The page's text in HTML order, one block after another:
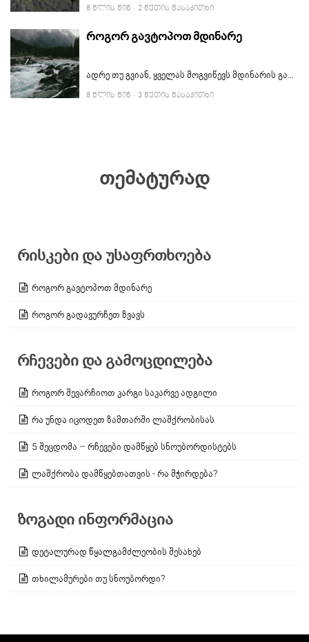
8 ᲬᲚᲘᲡ ᲬᲘᲜ · 2 ᲬᲣᲗᲘᲡ ᲬᲐᲡᲐᲙᲘᲗᲮᲘ
როგორ გავტოპოთ მდინარე
8 ᲬᲚᲘᲡ ᲬᲘᲜ · 3 ᲬᲣᲗᲘᲡ ᲬᲐᲡᲐᲙᲘᲗᲮᲘ
თემატურად
რისკები და უსაფრთხოება
როგორ გავტოპოთ მდინარე
როგორ გადავურჩეთ ზვავს
რჩევები და გამოცდილება
როგორ შევარჩიოთ კარგი საკარვე ადგილი
რა უნდა იცოდეთ ზამთარში ლაშქრობისას
5 შეცდომა – რჩევები დამწყებ სნოუბორდისტებს
ლაშქრობა დამწყებთათვის - რა მჭირდება?
ზოგადი ინფორმაცია
დეტალურად წყალგამძლეობის შესახებ
თხილამურები თუ სნოუბორდი?